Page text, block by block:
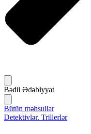
Bədii Ədəbiyyat
Bütün məhsullar
Detektivlər. Trillerlər